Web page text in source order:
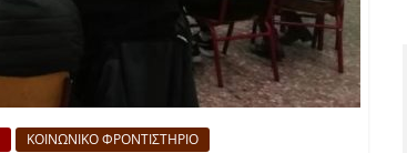
ΚΟΙΝΩΝΙΚΟ ΦΡΟΝΤΙΣΤΗΡΙΟ